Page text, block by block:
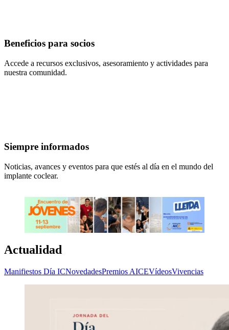
Beneficios para socios
Accede a recursos exclusivos, asesoramiento y actividades para
nuestra comunidad.
Siempre informados
Noticias, avances y eventos para que estés al día en el mundo del
implante coclear.
Actualidad
Manifiestos Día ICNovedadesPremios AICEVídeosVivencias